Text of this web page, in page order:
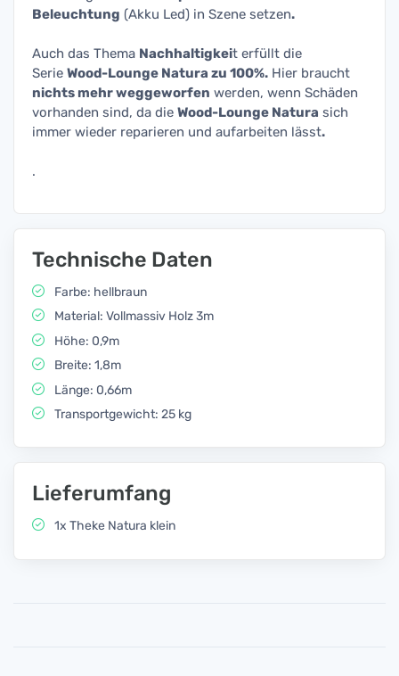
Beleuchtung (Akku Led) in Szene setzen.
Auch das Thema Nachhaltigkeit erfüllt die
Serie Wood-Lounge Natura zu 100%. Hier braucht
nichts mehr weggeworfen werden, wenn Schäden
vorhanden sind, da die Wood-Lounge Natura sich
immer wieder reparieren und aufarbeiten lässt.
.
Technische Daten
Farbe: hellbraun
Material: Vollmassiv Holz 3m
Höhe: 0,9m
Breite: 1,8m
Länge: 0,66m
Transportgewicht: 25 kg
Lieferumfang
1x Theke Natura klein